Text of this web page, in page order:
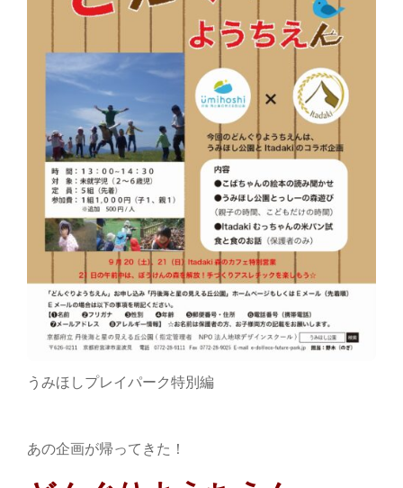
うみほしプレイパーク特別編
あの企画が帰ってきた！